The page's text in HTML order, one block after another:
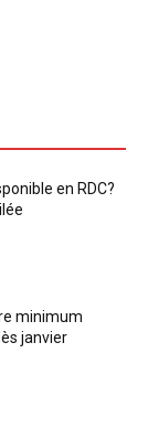
en RDC?
minimum
janvier